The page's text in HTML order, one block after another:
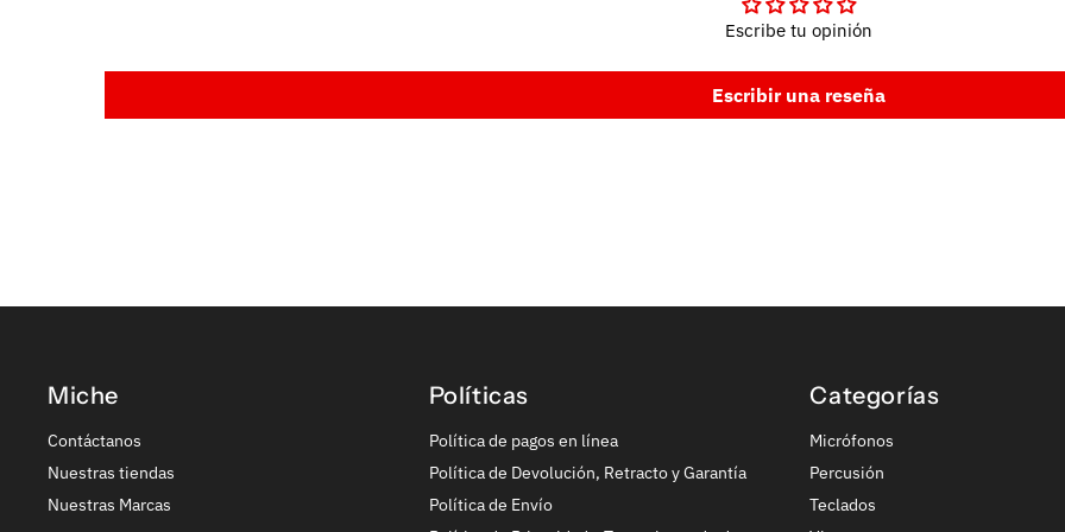
Escribe tu opinión
Escribir una reseña
Miche
Contáctanos
Nuestras tiendas
Nuestras Marcas
Políticas
Política de pagos en línea
Política de Devolución, Retracto y Garantía
Política de Envío
Categorías
Micrófonos
Percusión
Teclados